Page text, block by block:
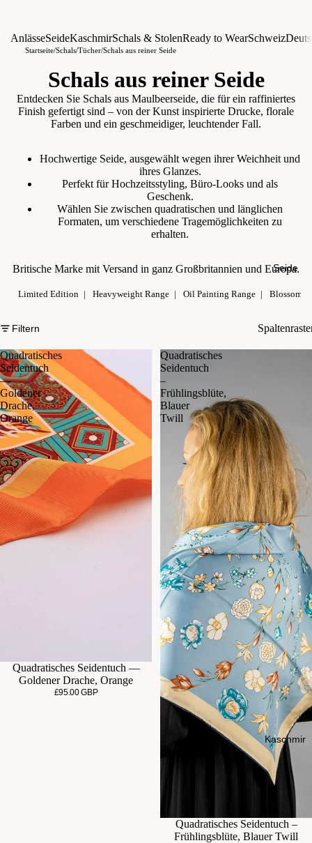
Seide
Kaschmir
AnlässeSeideKaschmirSchals & StolenReady to WearSchweiz
Startseite/Schals/Tücher/Schals aus reiner Seide
Schals aus reiner Seide
Entdecken Sie Schals aus Maulbeerseide, die für ein raffiniertes
Finish gefertigt sind – von der Kunst inspirierte Drucke, florale
Farben und ein geschmeidiger, leuchtender Fall.
Hochwertige Seide, ausgewählt wegen ihrer Weichheit und
ihres Glanzes.
Perfekt für Hochzeitsstyling, Büro-Looks und als
Geschenk.
Wählen Sie zwischen quadratischen und länglichen
Formaten, um verschiedene Tragemöglichkeiten zu
erhalten.
Britische Marke mit Versand in ganz Großbritannien und Europa.
Limited Edition Heavyweight Range Oil Painting Range Blossom
Filtern
Quadratisches
Seidentuch
—
Goldener
Drache,
Orange
Quadratisches Seidentuch —
Goldener Drache, Orange
£95.00 GBP
Quadratisches
Seidentuch
–
Frühlingsblüte,
Blauer
Twill
Quadratisches Seidentuch –
Frühlingsblüte, Blauer Twill